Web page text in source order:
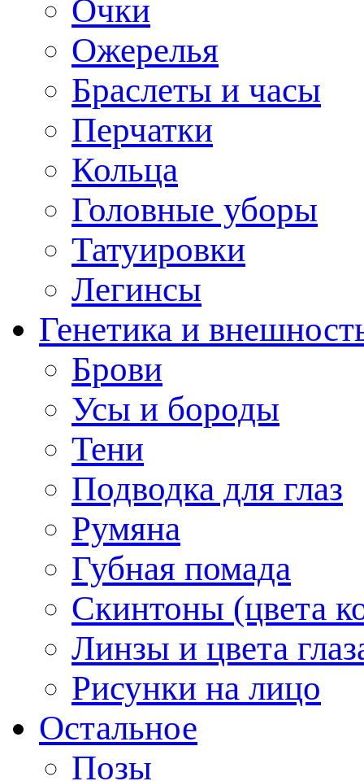
Очки
Ожерелья
Браслеты и часы
Перчатки
Кольца
Головные уборы
Татуировки
Легинсы
Генетика и
Брови
Усы и бороды
Тени
Подводка для глаз
Румяна
Губная помада
Скинтоны (цвета
Линзы и цвета
Рисунки на лицо
Остальное
Позы